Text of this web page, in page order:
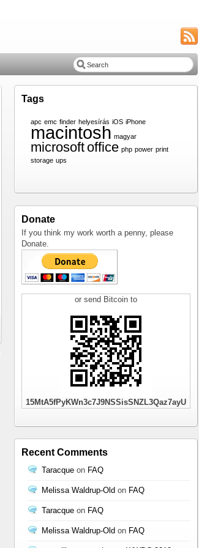
Tags
apc emc finder helyesírás iOS iPhone
macintosh magyar
microsoft office php power print
storage ups
Donate
If you think my work worth a penny, please
Donate.
or send Bitcoin to
15MtA5fPyKWn3c7J9NSSisSNZL3Qaz7ayU
Recent Comments
Taracque on FAQ
Melissa Waldrup-Old on FAQ
Taracque on FAQ
Melissa Waldrup-Old on FAQ